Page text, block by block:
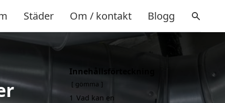
Städer Om / kontakt Blogg
Innehållsförteckning
gömma
1 Vad kan en